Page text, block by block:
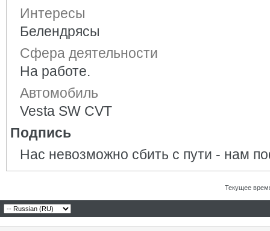
Интересы
Белендрясы
Сфера деятельности
На работе.
Автомобиль
Vesta SW CVT
Подпись
Нас невозможно сбить с пути - нам
Текущее